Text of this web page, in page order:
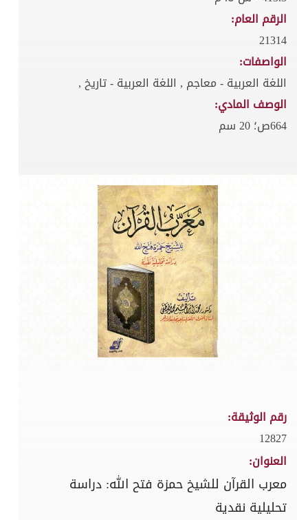
الرقم العام:
21314
الواصفات:
اللغة العربية - معاجم , اللغة العربية - تاريخ ,
الوصف المادي:
664ص؛ 20 سم
رقم الوثيقة:
12827
العنوان:
معرب القرآن للشيخ حمزة فتح الله: دراسة
تحليلية نقدية